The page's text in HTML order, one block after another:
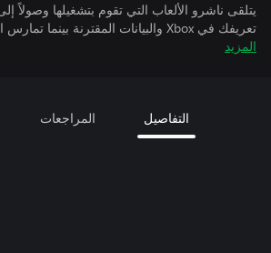
يتلقى ناشرو الألعاب التي تقوم بتشغيلها وصولاً
تعريفك في Xbox والبيانات المقترنة بينما تمارس الألعاب.
المزيد
التفاصيل المراجعات